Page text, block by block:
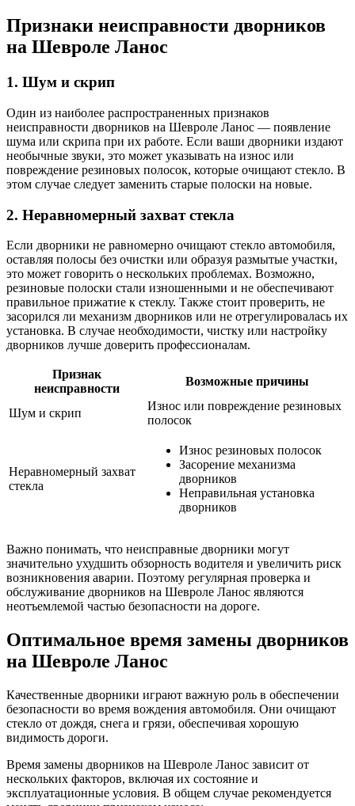
Признаки неисправности дворников
на Шевроле Ланос
1. Шум и скрип
Один из наиболее распространенных признаков
неисправности дворников на Шевроле Ланос — появление
шума или скрипа при их работе. Если ваши дворники издают
необычные звуки, это может указывать на износ или
повреждение резиновых полосок, которые очищают стекло. В
этом случае следует заменить старые полоски на новые.
2. Неравномерный захват стекла
Если дворники не равномерно очищают стекло автомобиля,
оставляя полосы без очистки или образуя размытые участки,
это может говорить о нескольких проблемах. Возможно,
резиновые полоски стали изношенными и не обеспечивают
правильное прижатие к стеклу. Также стоит проверить, не
засорился ли механизм дворников или не отрегулировалась их
установка. В случае необходимости, чистку или настройку
дворников лучше доверить профессионалам.
Признак
неисправности
Возможные причины
Шум и скрип
Износ или повреждение резиновых
полосок
Неравномерный захват
стекла
Износ резиновых полосок
Засорение механизма
дворников
Неправильная установка
дворников
Важно понимать, что неисправные дворники могут
значительно ухудшить обзорность водителя и увеличить риск
возникновения аварии. Поэтому регулярная проверка и
обслуживание дворников на Шевроле Ланос являются
неотъемлемой частью безопасности на дороге.
Оптимальное время замены дворников
на Шевроле Ланос
Качественные дворники играют важную роль в обеспечении
безопасности во время вождения автомобиля. Они очищают
стекло от дождя, снега и грязи, обеспечивая хорошую
видимость дороги.
Время замены дворников на Шевроле Ланос зависит от
нескольких факторов, включая их состояние и
эксплуатационные условия. В общем случае рекомендуется